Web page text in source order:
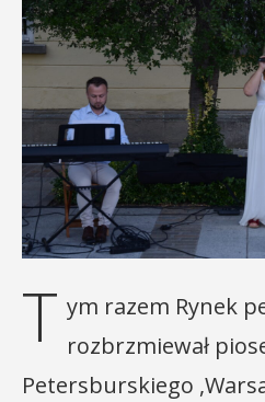
T ym razem Rynek
rozbrzmiewał
Petersburskiego